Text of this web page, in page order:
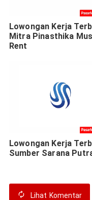
Lowongan Kerja
Mitra Pinasthika
Rent
Lowongan Kerja
Sumber Sarana
Lihat Komentar